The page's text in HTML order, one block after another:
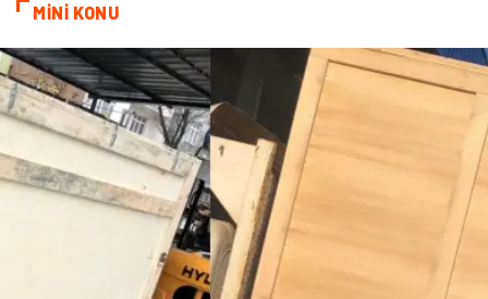
MİNİ KONU